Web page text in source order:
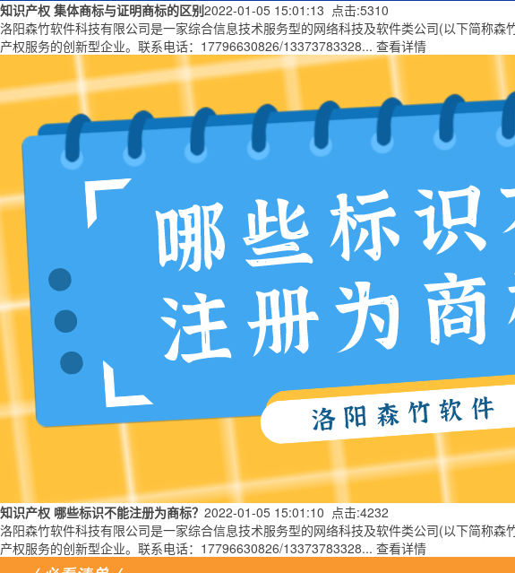
知识产权 集体商标与证明商标的区别2022-01-05 15:01:13 点击:5310
洛阳森竹软件科技有限公司是一家综合信息技术服务型的网络科技及软件类公司(以下简称
产权服务的创新型企业。联系电话：17796630826/13373783328... 查看详情
知识产权 哪些标识不能注册为商标？ 2022-01-05 15:01:10 点击:4232
洛阳森竹软件科技有限公司是一家综合信息技术服务型的网络科技及软件类公司(以下简称
产权服务的创新型企业。联系电话：17796630826/13373783328... 查看详情